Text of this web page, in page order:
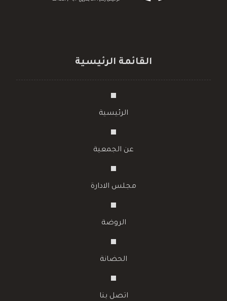
القائمة الرئيسية
الرئيسية
عن الجمعية
مجلس الادارة
الروضة
الحضانة
اتصل بنا